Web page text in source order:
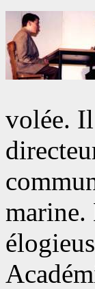
volée.
marine.